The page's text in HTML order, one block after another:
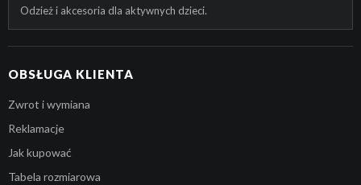
Odzież i akcesoria dla aktywnych dzieci.
OBSŁUGA KLIENTA
Zwrot i wymiana
Reklamacje
Jak kupować
Tabela rozmiarowa